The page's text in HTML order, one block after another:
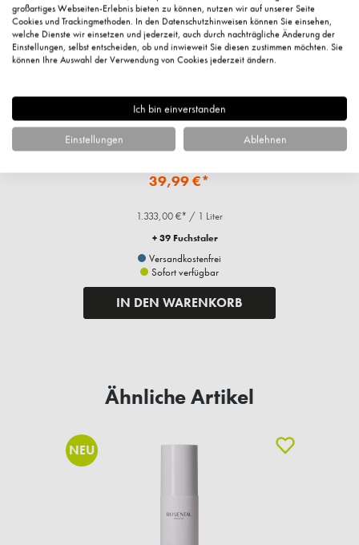
Microneedling Effect Treatment, 30ml
39,99 €*
1.333,00 €* / 1 Liter
+ 39 Fuchstaler
Versandkostenfrei
Sofort verfügbar
IN DEN WARENKORB
Ähnliche Artikel
NEU
großartiges Webseiten-Erlebnis bieten zu können, nutzen wir auf unserer Seite
Cookies und Trackingmethoden. In den Datenschutzhinweisen können Sie einsehen,
welche Dienste wir einsetzen und jederzeit, auch durch nachträgliche Änderung der
Einstellungen, selbst entscheiden, ob und inwieweit Sie diesen zustimmen möchten. Sie
können Ihre Auswahl der Verwendung von Cookies jederzeit ändern.
Ich bin einverstanden
Einstellungen Ablehnen